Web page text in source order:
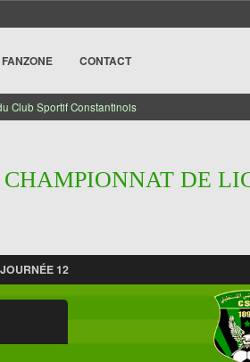
FANZONE CONTACT
Club Sportif Constantinois
CHAMPIONNAT DE
12